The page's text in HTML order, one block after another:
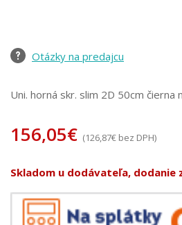
Otázky na predajcu
Uni. horná skr. slim 2D 50cm čierna
156,05€ (126,87€ bez DPH)
Skladom u dodávateľa, dodanie